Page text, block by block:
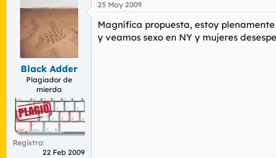
introduzca el concepto de igualdad entre
Palacio del Congreso de los Diputados, 28
Black Adder
Plagiador de
mierda
Registro
22 Feb 2009
25 May 2009
Magnífica propuesta, estoy
y veamos sexo en NY y mujeres